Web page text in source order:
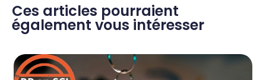
Ces articles pourraient
également vous intéresser